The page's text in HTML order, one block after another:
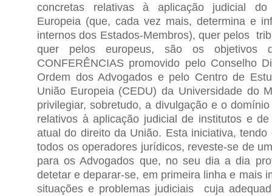
concretas relativas à aplicação judicial
Europeia (que, cada vez mais, determina e
internos dos Estados-Membros), quer pelos
quer pelos europeus, são os objetivos
CONFERÊNCIAS promovido pelo Conselho
Ordem dos Advogados e pelo Centro de
União Europeia (CEDU) da Universidade do
privilegiar, sobretudo, a divulgação e o
relativos à aplicação judicial de institutos e
atual do direito da União. Esta iniciativa, tendo
todos os operadores jurídicos, reveste-se de
para os Advogados que, no seu dia a dia
detetar e deparar-se, em primeira linha e mais
situações e problemas judiciais cuja